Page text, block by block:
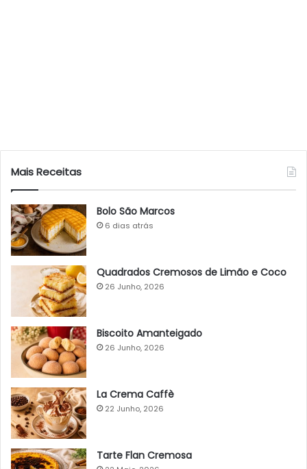
Mais Receitas
Bolo São Marcos
6 dias atrás
Quadrados Cremosos de Limão e Coco
26 Junho, 2026
Biscoito Amanteigado
26 Junho, 2026
La Crema Caffè
22 Junho, 2026
Tarte Flan Cremosa